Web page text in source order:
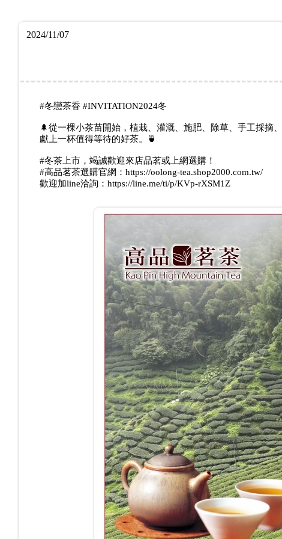
2024/11/07
#冬戀茶香 #INVITATION2024冬
🌲從一棵小茶苗開始，植栽、灌溉、施肥、除草、手工採摘
獻上一杯值得等待的好茶。🍵
#冬茶上市，竭誠歡迎來店品茗或上網選購！
#高品茗茶選購官網：https://oolong-tea.shop2000.com.tw/
歡迎加line洽詢：https://line.me/ti/p/KVp-rXSM1Z